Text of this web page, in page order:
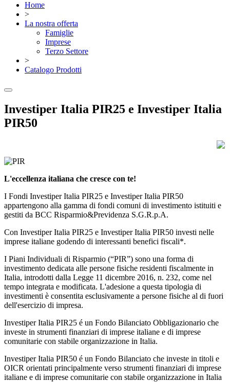
Home
>
La nostra offerta
Famiglie
Imprese
Terzo Settore
>
Catalogo Prodotti
Investiper Italia PIR25 e Investiper Italia
PIR50
L'eccellenza italiana che cresce con te!
I Fondi Investiper Italia PIR25 e Investiper Italia PIR50
appartengono alla gamma di fondi comuni di investimento istituiti e
gestiti da BCC Risparmio&Previdenza S.G.R.p.A.
Con Investiper Italia PIR25 e Investiper Italia PIR50 investi nelle
imprese italiane godendo di interessanti benefici fiscali*.
I Piani Individuali di Risparmio (“PIR”) sono una forma di
investimento dedicata alle persone fisiche residenti fiscalmente in
Italia, introdotti dalla Legge 11 dicembre 2016, n. 232, come nel
tempo integrata e modificata. L'adesione a questa tipologia di
investimenti è consentita esclusivamente a persone fisiche al di fuori
dell'esercizio di impresa.
Investiper Italia PIR25 é un Fondo Bilanciato Obbligazionario che
investe in strumenti finanziari di imprese italiane e di imprese
comunitarie con stabile organizzazione in Italia.
Investiper Italia PIR50 é un Fondo Bilanciato che investe in titoli e
OICR orientati principalmente verso strumenti finanziari di imprese
italiane e di imprese comunitarie con stabile organizzazione in Italia